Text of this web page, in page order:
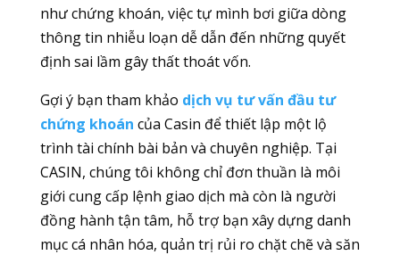
như chứng khoán, việc tự mình bơi giữa dòng
thông tin nhiễu loạn dễ dẫn đến những quyết
định sai lầm gây thất thoát vốn.
Gợi ý bạn tham khảo dịch vụ tư vấn đầu tư
chứng khoán của Casin để thiết lập một lộ
trình tài chính bài bản và chuyên nghiệp. Tại
CASIN, chúng tôi không chỉ đơn thuần là môi
giới cung cấp lệnh giao dịch mà còn là người
đồng hành tận tâm, hỗ trợ bạn xây dựng danh
mục cá nhân hóa, quản trị rủi ro chặt chẽ và săn